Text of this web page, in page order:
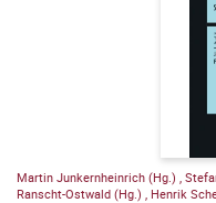
Martin Junkernheinrich (Hg.)
Ranscht-Ostwald (Hg.)
Henrik